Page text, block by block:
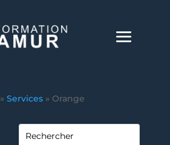
» Services » Orange